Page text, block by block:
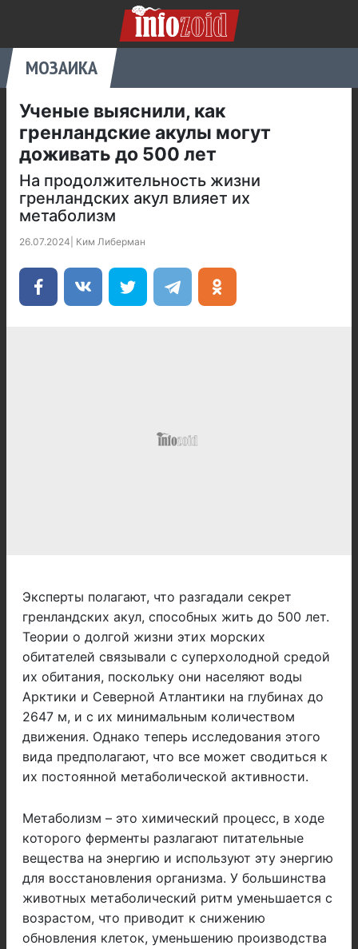
МОЗАИКА
Ученые выяснили, как
гренландские акулы могут
доживать до 500 лет
На продолжительность жизни
гренландских акул влияет их
метаболизм
26.07.2024 Ким Либерман
Эксперты полагают, что разгадали секрет
гренландских акул, способных жить до 500 лет.
Теории о долгой жизни этих морских
обитателей связывали с суперхолодной средой
их обитания, поскольку они населяют воды
Арктики и Северной Атлантики на глубинах до
2647 м, и с их минимальным количеством
движения. Однако теперь исследования этого
вида предполагают, что все может сводиться к
их постоянной метаболической активности.
Метаболизм – это химический процесс, в ходе
которого ферменты разлагают питательные
вещества на энергию и используют эту энергию
для восстановления организма. У большинства
животных метаболический ритм уменьшается с
возрастом, что приводит к снижению
обновления клеток, уменьшению производства